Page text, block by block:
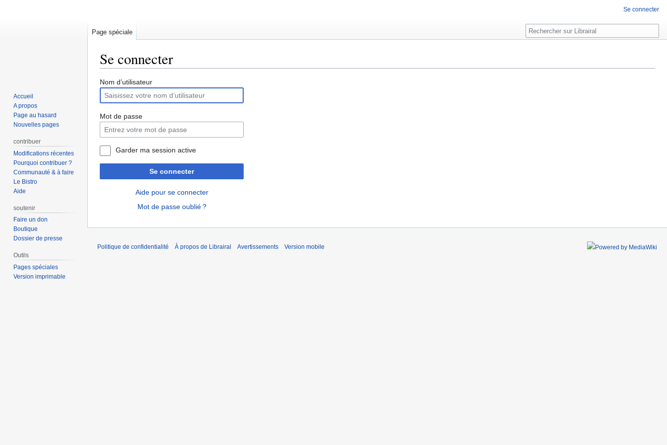
Se connecter
Aller
la
navigation
Aller
la
recherche
Nom d’utilisateur
Mot de passe
Garder ma session active
Se connecter
Aide pour se connecter
Mot de passe oublié ?
Se connecter
Page spéciale Rechercher
Accueil
A propos
Page au hasard
Nouvelles pages
contribuer
Modifications récentes
Pourquoi contribuer ?
Communauté & à faire
Le Bistro
Aide
soutenir
Faire un don
Boutique
Dossier de presse
Outils
Pages spéciales
Version imprimable
Politique de confidentialité À propos de Librairal Avertissements Version mobile